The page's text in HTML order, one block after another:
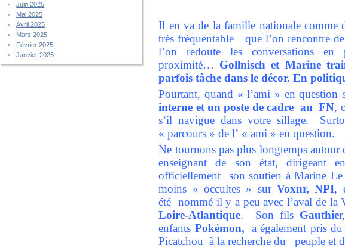
Juin 2025
Mai 2025
Avril 2025
Mars 2025
Février 2025
Janvier 2025
Il en va de la famille nationale comme
très fréquentable que l’on rencontre
l’on redoute les conversations
proximité… Gollnisch et Marine
parfois tâche dans le décor. En
Pourtant, quand « l’ami » en question
interne et un poste de cadre au FN,
s’il navigue dans votre sillage.
« parcours » de l’ « ami » en question.
Ne tournons pas plus longtemps
enseignant de son état,
officiellement son soutien à Marine Le
moins « occultes » sur Voxnr, NPI,
été nommé il y a peu avec l’aval de la
Loire-Atlantique. Son fils Gauthie
enfants Pokémon, a également pris
Picatchou à la recherche du peuple et